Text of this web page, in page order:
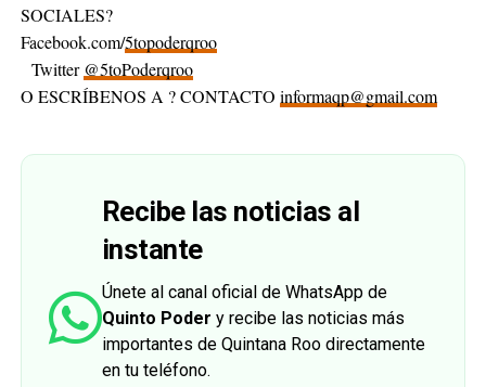
SOCIALES?
Facebook.com/5topoderqroo
Twitter @5toPoderqroo
O ESCRÍBENOS A ? CONTACTO informaqp@gmail.com
Recibe las noticias al
instante
Únete al canal oficial de WhatsApp de
Quinto Poder y recibe las noticias más
importantes de Quintana Roo directamente
en tu teléfono.